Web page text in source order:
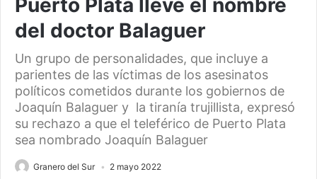
Puerto Plata lleve el nombre
del doctor Balaguer
Un grupo de personalidades, que incluye a
parientes de las víctimas de los asesinatos
políticos cometidos durante los gobiernos de
Joaquín Balaguer y la tiranía trujillista, expresó
su rechazo a que el teleférico de Puerto Plata
sea nombrado Joaquín Balaguer
Granero del Sur 2 mayo 2022